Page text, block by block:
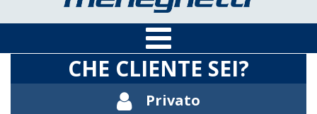
CHE CLIENTE SEI?
Privato